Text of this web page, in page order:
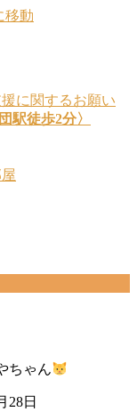
移動
に関するお願い
駅徒歩2分〉
ちゃん
28日